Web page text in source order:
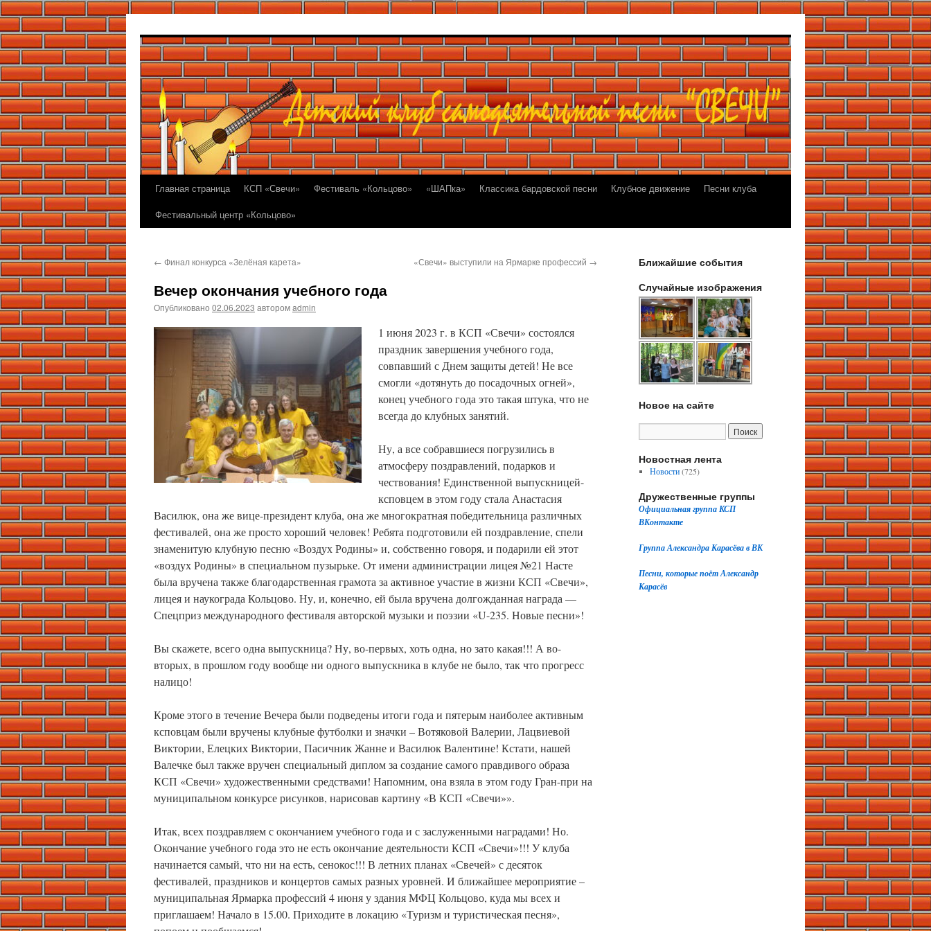
содержимому
Главная страница КСП «Свечи» Фестиваль «Кольцово» «ШАПка» Классика бардовской песни Клубное движение
Песни клуба
Фестивальный центр «Кольцово»
← Финал конкурса «Зелёная карета» «Свечи» выступили на Ярмарке профессий →
Вечер окончания учебного года
Опубликовано 02.06.2023 авторомadmin
1 июня 2023 г. в КСП «Свечи» состоялся
праздник завершения учебного года,
совпавший с Днем защиты детей! Не все
смогли «дотянуть до посадочных огней»,
конец учебного года это такая штука, что не
всегда до клубных занятий.
Ну, а все собравшиеся погрузились в
атмосферу поздравлений, подарков и
чествования! Единственной выпускницей-
ксповцем в этом году стала Анастасия
Василюк, она же вице-президент клуба, она же многократная победительница различных
фестивалей, она же просто хороший человек! Ребята подготовили ей поздравление, спели
знаменитую клубную песню «Воздух Родины» и, собственно говоря, и подарили ей этот
«воздух Родины» в специальном пузырьке. От имени администрации лицея №21 Насте
была вручена также благодарственная грамота за активное участие в жизни КСП «Свечи»,
лицея и наукограда Кольцово. Ну, и, конечно, ей была вручена долгожданная награда —
Спецприз международного фестиваля авторской музыки и поэзии «U-235. Новые песни»!
Вы скажете, всего одна выпускница? Ну, во-первых, хоть одна, но зато какая!!! А во-
вторых, в прошлом году вообще ни одного выпускника в клубе не было, так что прогресс
налицо!
Кроме этого в течение Вечера были подведены итоги года и пятерым наиболее активным
ксповцам были вручены клубные футболки и значки – Вотяковой Валерии, Лацвиевой
Виктории, Елецких Виктории, Пасичник Жанне и Василюк Валентине! Кстати, нашей
Валечке был также вручен специальный диплом за создание самого правдивого образа
КСП «Свечи» художественными средствами! Напомним, она взяла в этом году Гран-при на
муниципальном конкурсе рисунков, нарисовав картину «В КСП «Свечи»».
Итак, всех поздравляем с окончанием учебного года и с заслуженными наградами! Но.
Окончание учебного года это не есть окончание деятельности КСП «Свечи»!!! У клуба
начинается самый, что ни на есть, сенокос!!! В летних планах «Свечей» с десяток
фестивалей, праздников и концертов самых разных уровней. И ближайшее мероприятие –
муниципальная Ярмарка профессий 4 июня у здания МФЦ Кольцово, куда мы всех и
приглашаем! Начало в 15.00. Приходите в локацию «Туризм и туристическая песня»,
Ближайшие события
Случайные изображения
Новое на сайте
Новостная лента
Новости(725)
Дружественные группы
Официальная группа КСП
ВКонтакте
Группа Александра Карасёва в ВК
Песни, которые поёт Александр
Карасёв